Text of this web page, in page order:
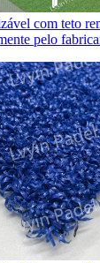
com teto
pelo